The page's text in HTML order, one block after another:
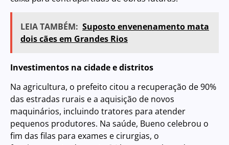
LEIA TAMBÉM: Suposto envenenamento mata
dois cães em Grandes Rios
Investimentos na cidade e distritos
Na agricultura, o prefeito citou a recuperação de 90%
das estradas rurais e a aquisição de novos
maquinários, incluindo tratores para atender
pequenos produtores. Na saúde, Bueno celebrou o
fim das filas para exames e cirurgias, o